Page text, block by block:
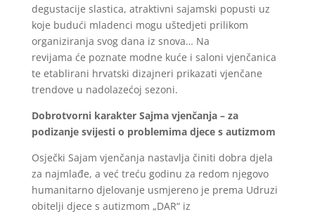
degustacije slastica, atraktivni sajamski popusti uz
koje budući mladenci mogu uštedjeti prilikom
organiziranja svog dana iz snova… Na
revijama će poznate modne kuće i saloni vjenčanica
te etablirani hrvatski dizajneri prikazati vjenčane
trendove u nadolazećoj sezoni.
Dobrotvorni karakter Sajma vjenčanja – za
podizanje svijesti o problemima djece s autizmom
Osječki Sajam vjenčanja nastavlja činiti dobra djela
za najmlađe, a već treću godinu za redom njegovo
humanitarno djelovanje usmjereno je prema Udruzi
obitelji djece s autizmom „DAR“ iz